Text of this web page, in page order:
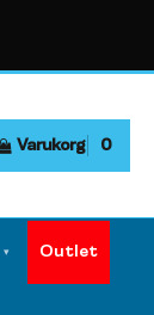
Varukorg 0
▾ Outlet